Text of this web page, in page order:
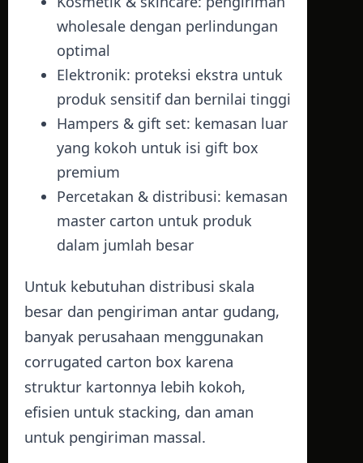
wholesale dengan perlindungan
optimal
Elektronik: proteksi ekstra untuk
produk sensitif dan bernilai tinggi
Hampers & gift set: kemasan luar
yang kokoh untuk isi gift box
premium
Percetakan & distribusi: kemasan
master carton untuk produk
dalam jumlah besar
Untuk kebutuhan distribusi skala
besar dan pengiriman antar gudang,
banyak perusahaan menggunakan
corrugated carton box karena
struktur kartonnya lebih kokoh,
efisien untuk stacking, dan aman
untuk pengiriman massal.